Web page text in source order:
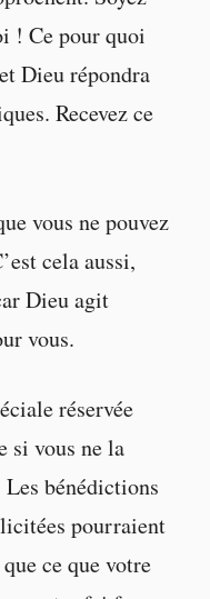
! Ce pour quoi
Dieu répondra
Recevez ce
vous ne pouvez
cela aussi,
Dieu agit
vous.
réservée
si vous ne la
bénédictions
pourraient
ce que votre